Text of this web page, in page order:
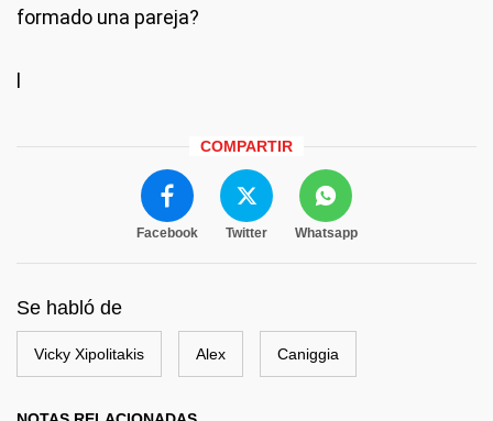
formado una pareja?
l
COMPARTIR
Facebook Twitter Whatsapp
Se habló de
Vicky Xipolitakis Alex Caniggia